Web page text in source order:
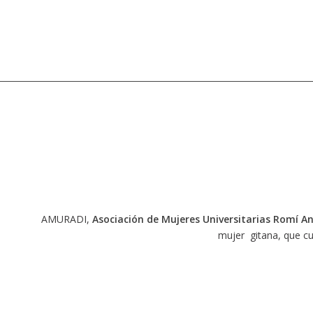
AMURADI, Asociación de Mujeres Universitarias Romí
mujer gitana, que